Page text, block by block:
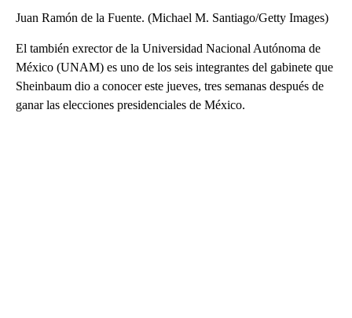
Juan Ramón de la Fuente. (Michael M. Santiago/Getty Images)
El también exrector de la Universidad Nacional Autónoma de
México (UNAM) es uno de los seis integrantes del gabinete que
Sheinbaum dio a conocer este jueves, tres semanas después de
ganar las elecciones presidenciales de México.